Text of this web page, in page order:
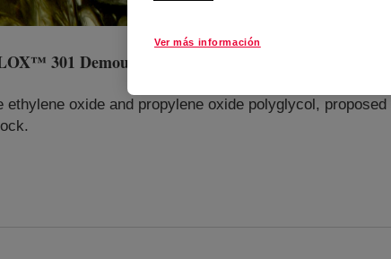
301 Demoulding Fluid
ethylene oxide and propylene oxide polyglycol,
Ver más información